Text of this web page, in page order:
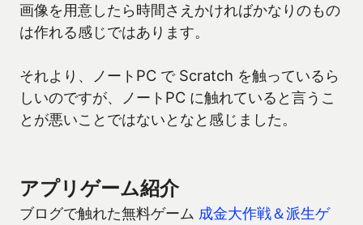
画像を用意したら時間さえかければかなりのもの
は作れる感じではあります。
それより、ノートPC で Scratch を触っているら
しいのですが、ノートPC に触れていると言うこ
とが悪いことではないとなと感じました。
アプリゲーム紹介
ブログで触れた無料ゲーム 成金大作戦＆派生ゲ